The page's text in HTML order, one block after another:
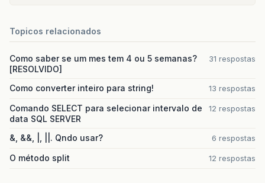
Topicos relacionados
Como saber se um mes tem 4 ou 5 semanas?
[RESOLVIDO]
31 respostas
Como converter inteiro para string! 13 respostas
Comando SELECT para selecionar intervalo de
data SQL SERVER
12 respostas
&, &&, |, ||. Qndo usar? 6 respostas
O método split 12 respostas